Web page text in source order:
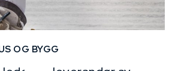
OG BYGG